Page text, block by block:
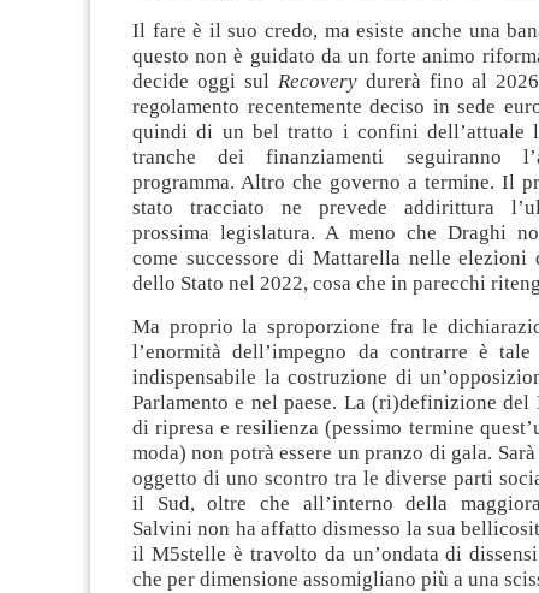
Il fare è il suo credo, ma esiste anche una
questo non è guidato da un forte animo
decide oggi sul Recoverydurerà fino al
regolamento recentemente deciso in sede
quindi di un bel tratto i confini dell’attuale
tranche dei finanziamenti seguiranno
programma. Altro che governo a termine. Il
stato tracciato ne prevede addirittura
prossima legislatura. A meno che Draghi
come successore di Mattarella nelle elezioni
dello Stato nel 2022, cosa che in parecchi
Ma proprio la sproporzione fra le
l’enormità dell’impegno da contrarre è tale
indispensabile la costruzione di
Parlamento e nel paese. La (ri)definizione del
di ripresa e resilienza (pessimo termine
moda) non potrà essere un pranzo di gala.
oggetto di uno scontro tra le diverse parti
il Sud, oltre che all’interno della
Salvini non ha affatto dismesso la sua
il M5stelle è travolto da un’ondata di
che per dimensione assomigliano più a una